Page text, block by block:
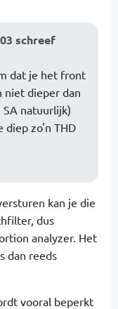
schreef
dat je het front
niet dieper dan
SA natuurlijk)
diep zo'n THD
kan je die
dus
analyzer. Het
dan reeds
vooral beperkt